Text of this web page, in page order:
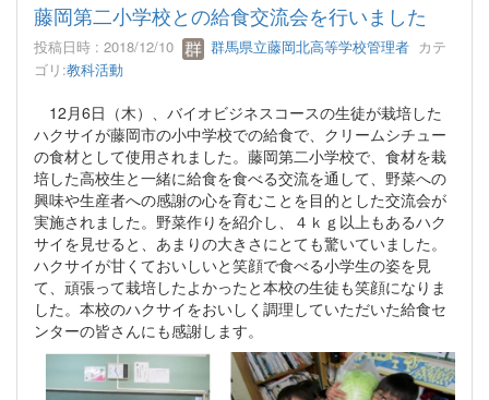
藤岡第二小学校との給食交流会を行いました
投稿日時 : 2018/12/10 群馬県立藤岡北高等学校管理者 カテ
ゴリ:教科活動
12月6日（木）、バイオビジネスコースの生徒が栽培した
ハクサイが藤岡市の小中学校での給食で、クリームシチュー
の食材として使用されました。藤岡第二小学校で、食材を栽
培した高校生と一緒に給食を食べる交流を通して、野菜への
興味や生産者への感謝の心を育むことを目的とした交流会が
実施されました。野菜作りを紹介し、４ｋｇ以上もあるハク
サイを見せると、あまりの大きさにとても驚いていました。
ハクサイが甘くておいしいと笑顔で食べる小学生の姿を見
て、頑張って栽培したよかったと本校の生徒も笑顔になりま
した。本校のハクサイをおいしく調理していただいた給食セ
ンターの皆さんにも感謝します。